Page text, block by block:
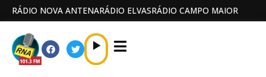
RÁDIO NOVA ANTENARÁDIO ELVASRÁDIO CAMPO MAIOR